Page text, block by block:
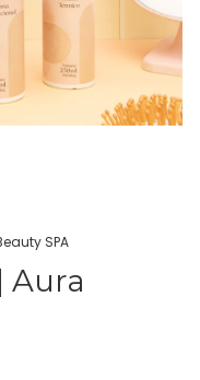
SPA
Aura